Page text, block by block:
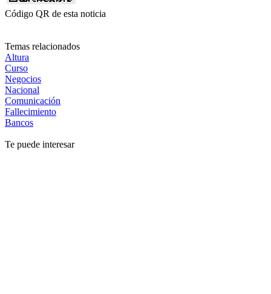
Código QR de esta noticia
Temas relacionados
Altura
Curso
Negocios
Nacional
Comunicación
Fallecimiento
Bancos
Te puede interesar